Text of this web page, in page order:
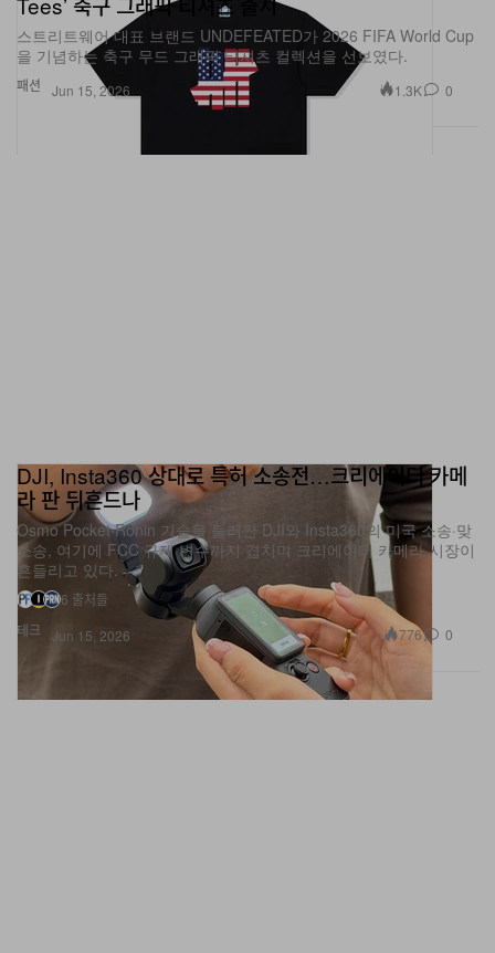
패션
스트리트웨어 대표 브랜드 UNDEFEATED가 2026 FIFA World Cup
을 기념하는 축구 무드 그래픽 티셔츠 컬렉션을 선보였다.
Jun 15, 2026 1.3K 0
테크
DJI, Insta360 상대로 특허 소송전…크리에이터 카메
라 판 뒤흔드나
Osmo Pocket·Ronin 기술을 둘러싼 DJI와 Insta360의 미국 소송·맞
소송, 여기에 FCC 규제 변수까지 겹치며 크리에이터 카메라 시장이
흔들리고 있다.
6 출처들
Jun 15, 2026
776 0